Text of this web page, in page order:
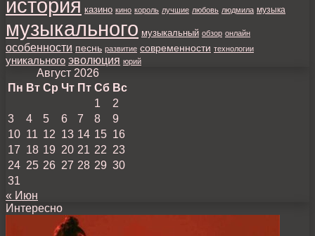
история казино кино король лучшие любовь людмила музыка
музыкального музыкальный обзор онлайн
особенности песнь развитие современности технологии
уникального эволюция юрий
Август 2026
Пн Вт Ср Чт Пт Сб Вс
1
2
3
4 5 6 7 8
9
10 11 12 13 14 15 16
17 18 19 20 21 22 23
24 25 26 27 28 29 30
31
« Июн
Интересно